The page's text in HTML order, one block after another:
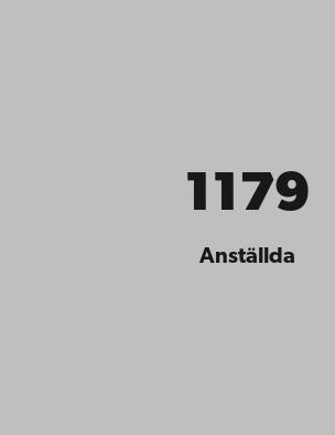
1179
Anställda